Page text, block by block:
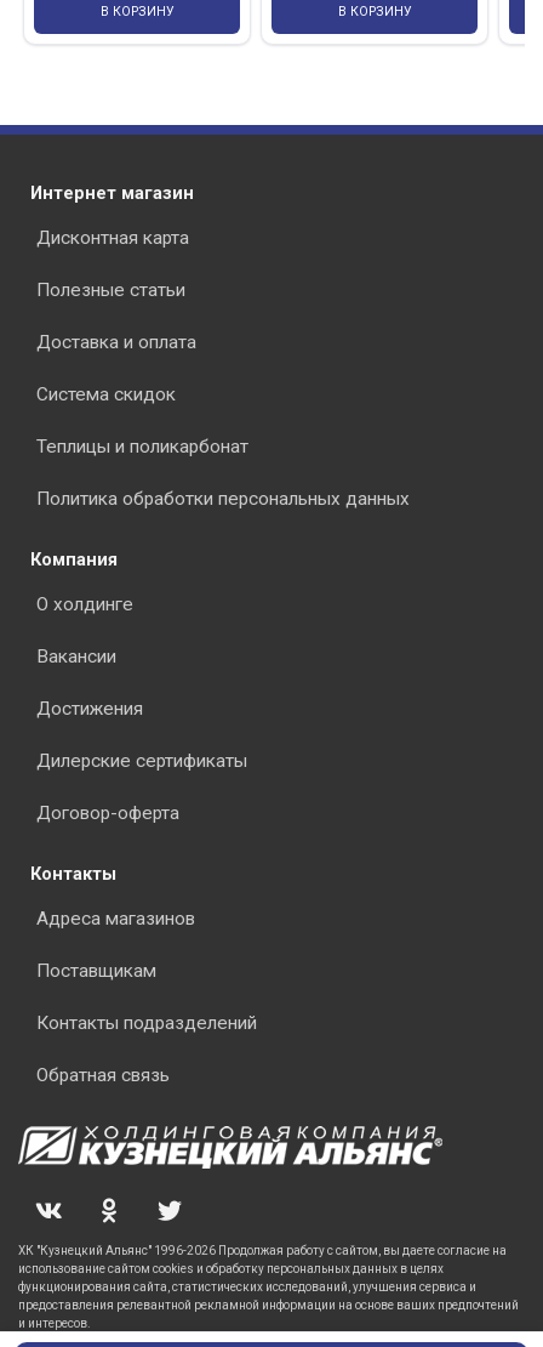
В КОРЗИНУ В КОРЗИНУ
Интернет магазин
Дисконтная карта
Полезные статьи
Доставка и оплата
Система скидок
Теплицы и поликарбонат
Политика обработки персональных данных
Компания
О холдинге
Вакансии
Достижения
Дилерские сертификаты
Договор-оферта
Контакты
Адреса магазинов
Поставщикам
Контакты подразделений
Обратная связь
ХК "Кузнецкий Альянс" 1996-2026 Продолжая работу с сайтом, вы даете согласие на
использование сайтом cookies и обработку персональных данных в целях
функционирования сайта, статистических исследований, улучшения сервиса и
предоставления релевантной рекламной информации на основе ваших предпочтений
и интересов.